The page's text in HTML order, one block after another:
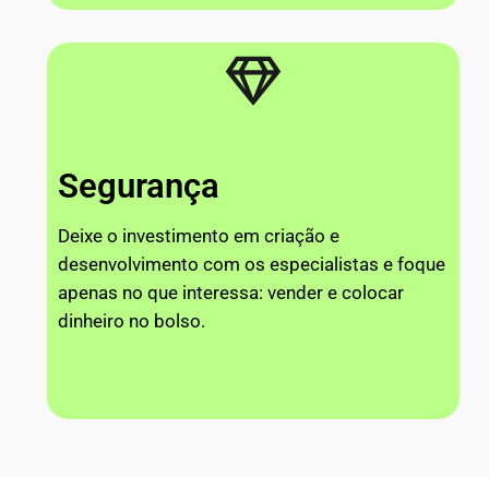
Segurança
Deixe o investimento em criação e
desenvolvimento com os especialistas e foque
apenas no que interessa: vender e colocar
dinheiro no bolso.